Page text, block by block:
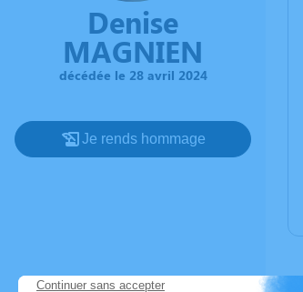
Denise
MAGNIEN
décédée le 28 avril 2024
Je rends hommage